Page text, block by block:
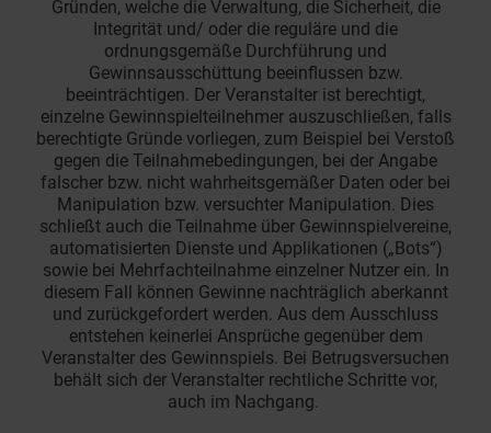
Gründen, welche die Verwaltung, die Sicherheit, die
Integrität und/ oder die reguläre und die
ordnungsgemäße Durchführung und
Gewinnsausschüttung beeinflussen bzw.
beeinträchtigen. Der Veranstalter ist berechtigt,
einzelne Gewinnspielteilnehmer auszuschließen, falls
berechtigte Gründe vorliegen, zum Beispiel bei Verstoß
gegen die Teilnahmebedingungen, bei der Angabe
falscher bzw. nicht wahrheitsgemäßer Daten oder bei
Manipulation bzw. versuchter Manipulation. Dies
schließt auch die Teilnahme über Gewinnspielvereine,
automatisierten Dienste und Applikationen („Bots“)
sowie bei Mehrfachteilnahme einzelner Nutzer ein. In
diesem Fall können Gewinne nachträglich aberkannt
und zurückgefordert werden. Aus dem Ausschluss
entstehen keinerlei Ansprüche gegenüber dem
Veranstalter des Gewinnspiels. Bei Betrugsversuchen
behält sich der Veranstalter rechtliche Schritte vor,
auch im Nachgang.